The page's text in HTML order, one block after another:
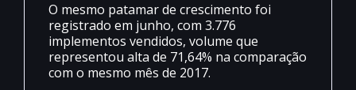
O mesmo patamar de crescimento foi
registrado em junho, com 3.776
implementos vendidos, volume que
representou alta de 71,64% na comparação
com o mesmo mês de 2017.